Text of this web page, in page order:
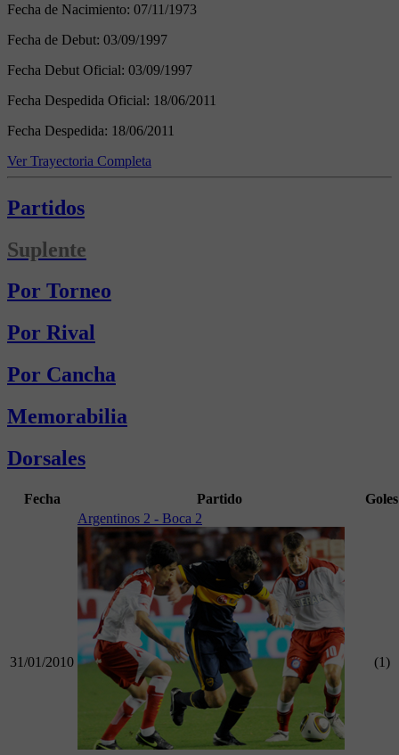
Fecha de Nacimiento: 07/11/1973
Fecha de Debut: 03/09/1997
Fecha Debut Oficial: 03/09/1997
Fecha Despedida Oficial: 18/06/2011
Fecha Despedida: 18/06/2011
Ver Trayectoria Completa
Partidos
Suplente
Por Torneo
Por Rival
Por Cancha
Memorabilia
Dorsales
Fecha Partido Goles
31/01/2010
Argentinos 2 - Boca 2
(1)